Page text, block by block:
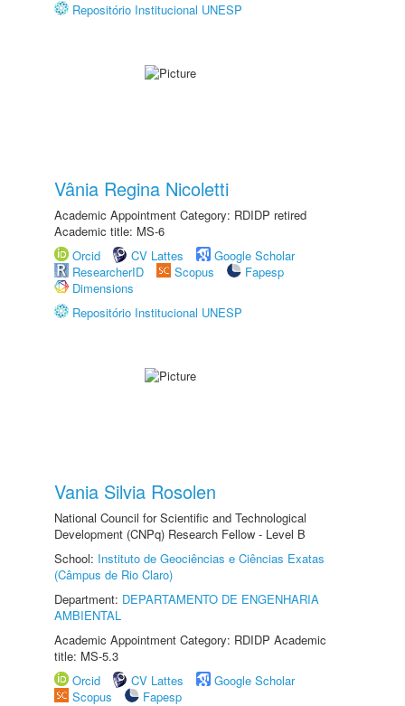
Repositório Institucional UNESP
Vânia Regina Nicoletti
Academic Appointment Category: RDIDP retired
Academic title: MS-6
Orcid
CV Lattes
Google Scholar
ResearcherID
Scopus
Fapesp
Dimensions
Repositório Institucional UNESP
Vania Silvia Rosolen
National Council for Scientific and Technological
Development (CNPq) Research Fellow - Level B
School: Instituto de Geociências e Ciências Exatas
(Câmpus de Rio Claro)
Department: DEPARTAMENTO DE ENGENHARIA
AMBIENTAL
Academic Appointment Category: RDIDP Academic
title: MS-5.3
Orcid
CV Lattes
Google Scholar
Scopus
Fapesp